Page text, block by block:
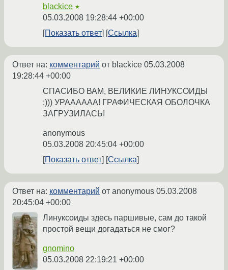
blackice ★
05.03.2008 19:28:44 +00:00
Показать ответ
Ссылка
Ответ на: комментарий от blackice 05.03.2008
19:28:44 +00:00
СПАСИБО ВАМ, ВЕЛИКИЕ ЛИНУКСОИДЫ
:))) УРАААААА! ГРАФИЧЕСКАЯ ОБОЛОЧКА
ЗАГРУЗИЛАСЬ!
anonymous
05.03.2008 20:45:04 +00:00
Показать ответ
Ссылка
Ответ на: комментарий от anonymous 05.03.2008
20:45:04 +00:00
Линуксоиды здесь паршивые, сам до такой
простой вещи догадаться не смог?
gnomino
05.03.2008 22:19:21 +00:00